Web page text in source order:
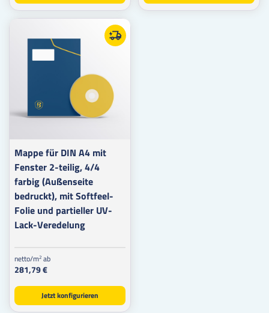
Mappe für DIN A4 mit
Fenster 2-teilig, 4/4
farbig (Außenseite
bedruckt), mit Softfeel-
Folie und partieller UV-
Lack-Veredelung
netto/m2 ab
281,79 €
Jetzt konfigurieren